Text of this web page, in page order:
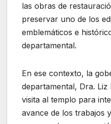
las obras de
preservar uno de los
emblemáticos e
departamental.
En ese contexto, la
departamental, Dra.
visita al templo para
avance de los trabajos